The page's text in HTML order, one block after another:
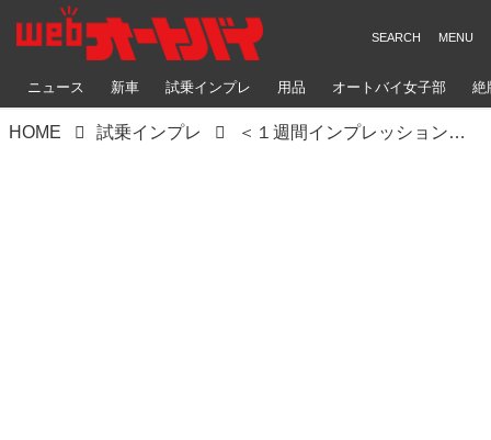
ニュース 新車 試乗インプレ 用品 オートバイ女子部 絶
HOME 試乗インプレ ＜１週間インプレッション＞SUZUKI BANDIT1250F 太田安治 ２日目